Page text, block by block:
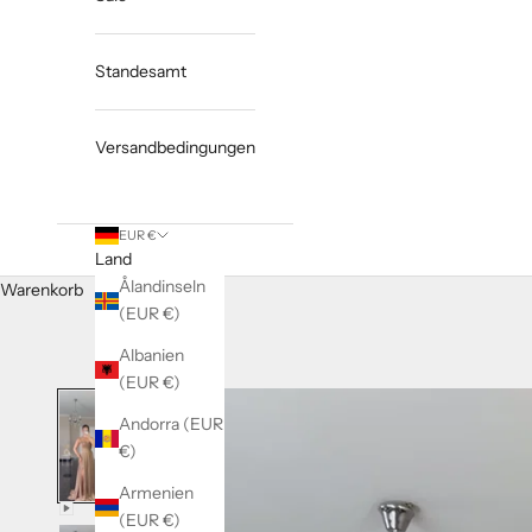
Standesamt
Versandbedingungen
EUR €
Land
Ålandinseln
(EUR €)
Albanien
(EUR €)
Andorra (EUR
€)
Armenien
(EUR €)
Warenkorb